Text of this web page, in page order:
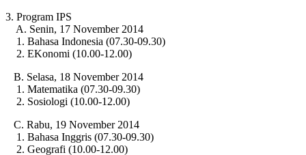
3. Program IPS
A. Senin, 17 November 2014
1. Bahasa Indonesia (07.30-09.30)
2. EKonomi (10.00-12.00)
B. Selasa, 18 November 2014
1. Matematika (07.30-09.30)
2. Sosiologi (10.00-12.00)
C. Rabu, 19 November 2014
1. Bahasa Inggris (07.30-09.30)
2. Geografi (10.00-12.00)